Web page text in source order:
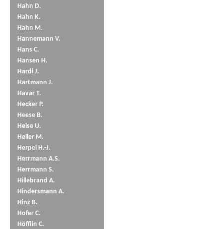
Hahn D.
Hahn K.
Hahn M.
Hannemann V.
Hans C.
Hansen H.
Hardi J.
Hartmann J.
Havar T.
Hecker P.
Heese B.
Heise U.
Heller M.
Herpel H.-J.
Herrmann A.S.
Herrmann S.
Hillebrand A.
Hindersmann A.
Hinz B.
Hofer C.
Höfflin C.